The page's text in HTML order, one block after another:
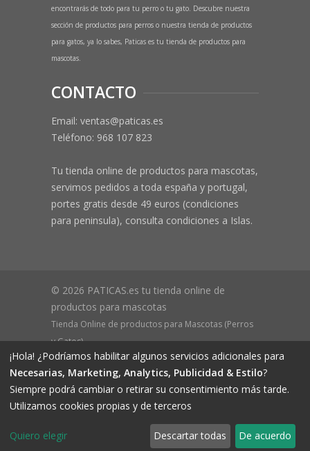
encontrarás de todo para tu perro o tu gato. Descubre nuestra
sección de productos para perros o nuestra tienda de productos
para gatos, ya lo sabes, Paticas es tu tienda de productos para
mascotas.
CONTACTO
Email: ventas@paticas.es
Teléfono: 968 107 823
Tu tienda online de productos para mascotas,
servimos pedidos a toda españa y portugal,
portes gratis desde 49 euros (condiciones
para peninsula), consulta condiciones a Islas.
© 2026 PATICAS.es tu tienda online de
productos para mascotas
Tienda Online de productos para Mascotas (Perros
y Gatos)
CIF B73648305 Domicilio: Av Monteazahar, 4 1º Izq,
30570, Beniaján (MURCIA) - ESPAÑA Inscrita en el
Registro Mercantil de Murcia Hoja MU-72366, Tomo
2719, Folio 76.
¡Hola! ¿Podríamos habilitar algunos servicios adicionales para
Necesarias, Marketing, Analytics, Publicidad & Estilo?
Siempre podrá cambiar o retirar su consentimiento más tarde.
Utilizamos cookies propias y de terceros
Quiero elegir Descartar todas De acuerdo